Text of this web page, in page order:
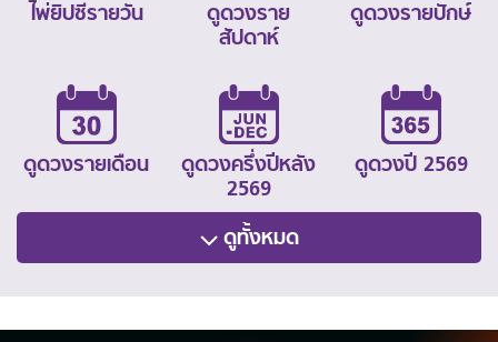
ไพ่ยิปซีรายวัน
ดูดวงราย
สัปดาห์
ดูดวงรายปักษ์
ดูดวงรายเดือน
ดูดวงครึ่งปีหลัง
2569
ดูดวงปี 2569
ดูทั้งหมด